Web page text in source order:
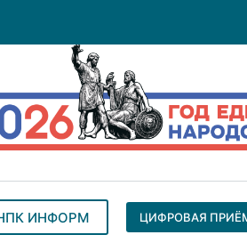
ИНФОРМ ЦИФРОВАЯ